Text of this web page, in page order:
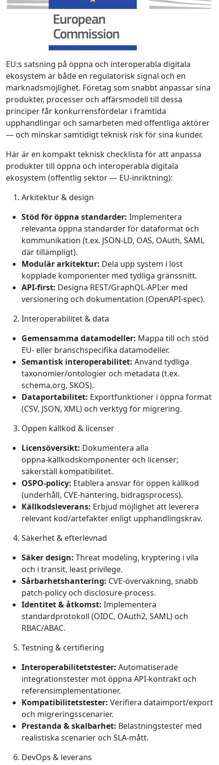
EU:s satsning på öppna och interoperabla digitala
ekosystem är både en regulatorisk signal och en
marknadsmöjlighet. Företag som snabbt anpassar sina
produkter, processer och affärsmodell till dessa
principer får konkurrensfördelar i framtida
upphandlingar och samarbeten med offentliga aktörer
— och minskar samtidigt teknisk risk för sina kunder.
Här är en kompakt teknisk checklista för att anpassa
produkter till öppna och interoperabla digitala
ekosystem (offentlig sektor — EU‑inriktning):
Arkitektur & design
Stöd för öppna standarder: Implementera
relevanta öppna standarder för dataformat och
kommunikation (t.ex. JSON-LD, OAS, OAuth, SAML
där tillämpligt).
Modulär arkitektur: Dela upp system i löst
kopplade komponenter med tydliga gränssnitt.
API-first: Designa REST/GraphQL‑API:er med
versionering och dokumentation (OpenAPI-spec).
Interoperabilitet & data
Gemensamma datamodeller: Mappa till och stöd
EU‑ eller branschspecifika datamodeller.
Semantisk interoperabilitet: Använd tydliga
taxonomier/ontologier och metadata (t.ex.
schema.org, SKOS).
Dataportabilitet: Exportfunktioner i öppna format
(CSV, JSON, XML) och verktyg för migrering.
Öppen källkod & licenser
Licensöversikt: Dokumentera alla
öppna‑källkodskomponenter och licenser;
säkerställ kompatibilitet.
OSPO-policy: Etablera ansvar för öppen källkod
(underhåll, CVE‑hantering, bidragsprocess).
Källkodsleverans: Erbjud möjlighet att leverera
relevant kod/artefakter enligt upphandlingskrav.
Säkerhet & efterlevnad
Säker design: Threat modeling, kryptering i vila
och i transit, least privilege.
Sårbarhetshantering: CVE‑övervakning, snabb
patch‑policy och disclosure‑process.
Identitet & åtkomst: Implementera
standardprotokoll (OIDC, OAuth2, SAML) och
RBAC/ABAC.
Testning & certifiering
Interoperabilitetstester: Automatiserade
integrationstester mot öppna API‑kontrakt och
referensimplementationer.
Kompatibilitetstester: Verifiera dataimport/export
och migreringsscenarier.
Prestanda & skalbarhet: Belastningstester med
realistiska scenarier och SLA‑mått.
DevOps & leverans